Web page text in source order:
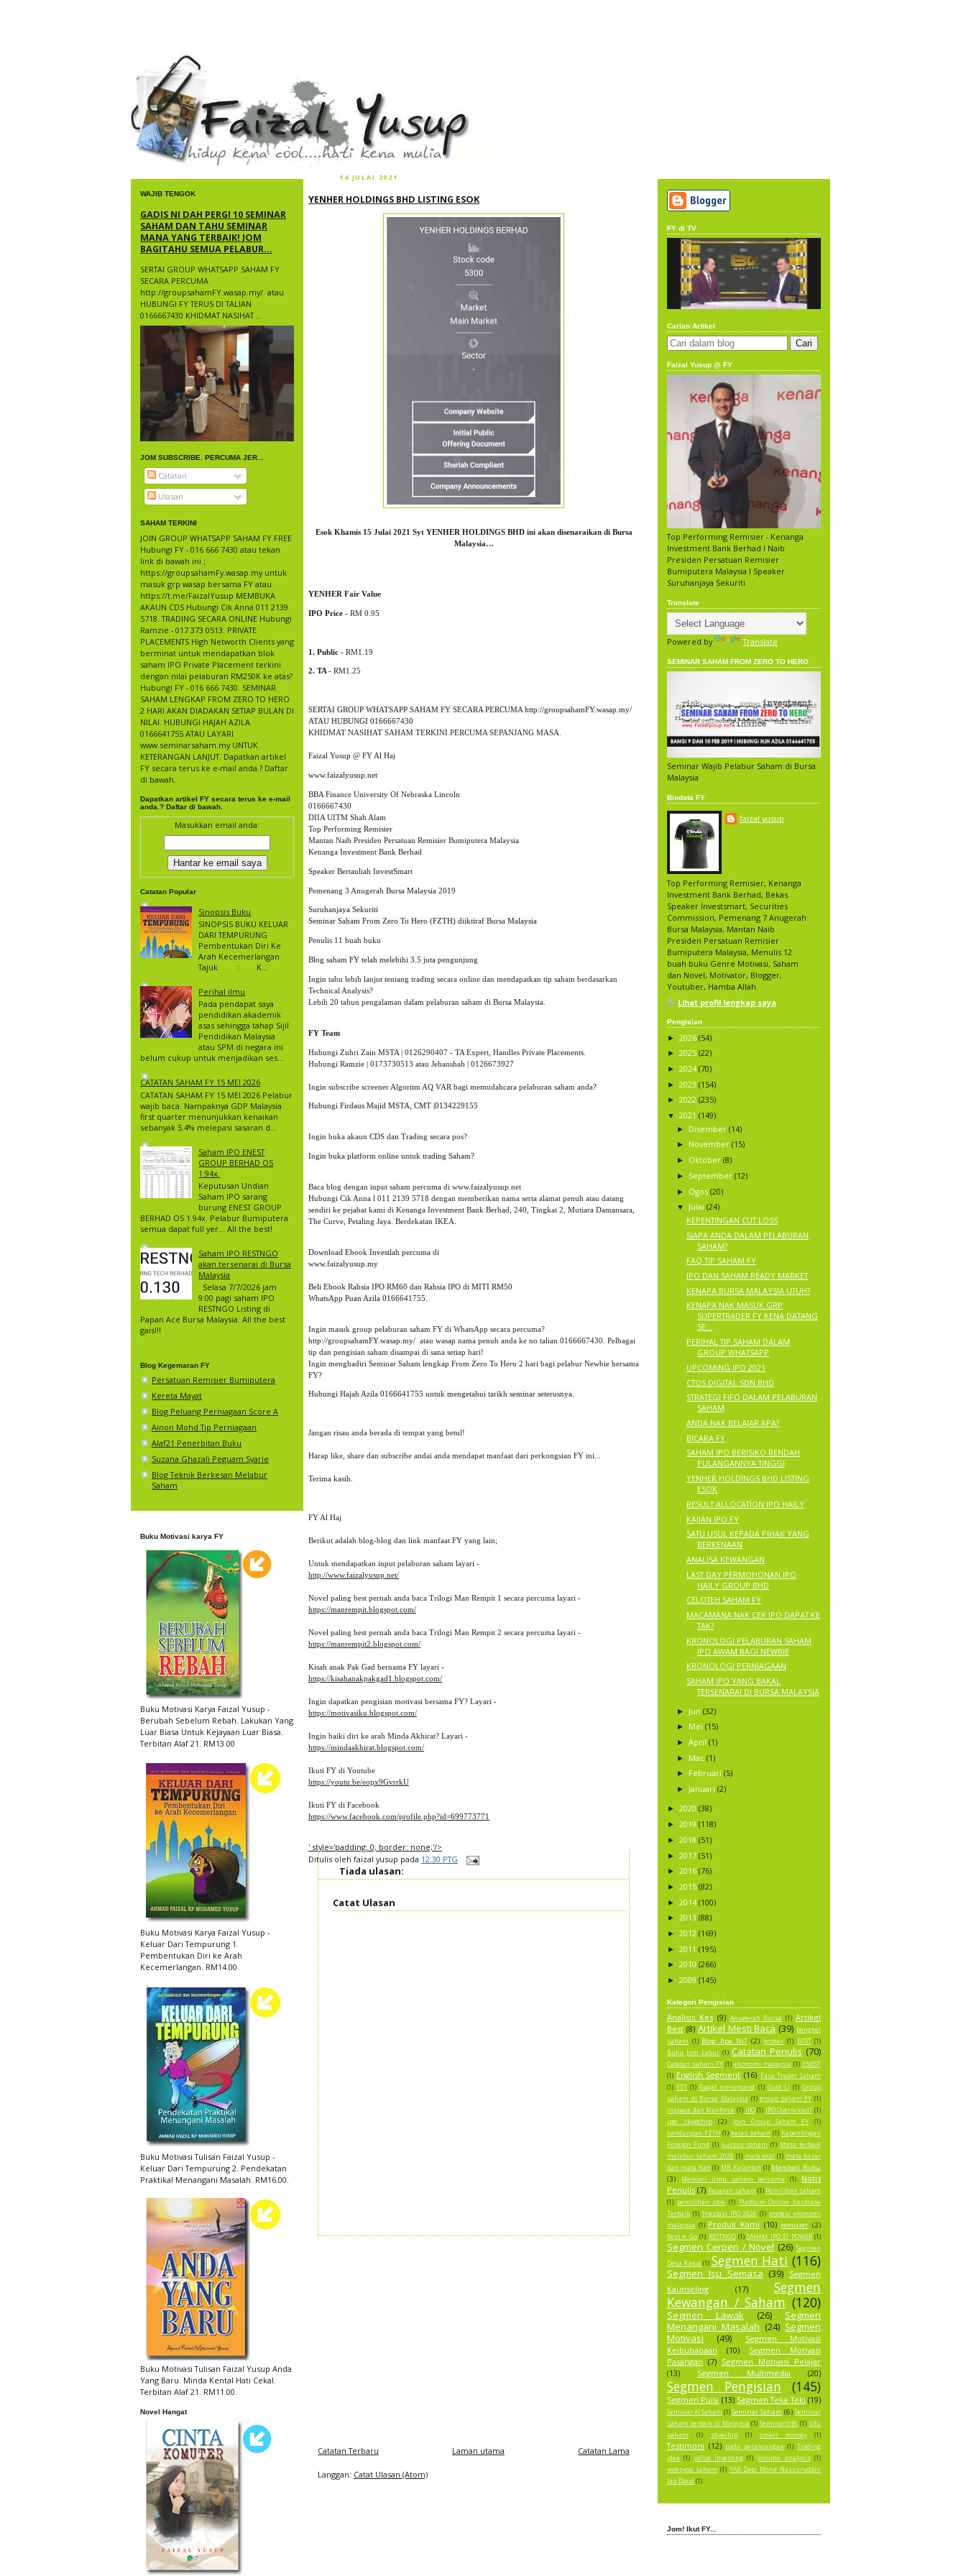
faizal yusup
WAJIB TENGOK
GADIS NI DAH PERGI 10 SEMINAR
SAHAM DAN TAHU SEMINAR
MANA YANG TERBAIK! JOM
BAGITAHU SEMUA PELABUR...
SERTAI GROUP WHATSAPP SAHAM FY
SECARA PERCUMA
http://groupsahamFY.wasap.my/ ​ atau
HUBUNGI FY TERUS DI TALIAN
0166667430 KHIDMAT NASIHAT ...
JOM SUBSCRIBE. PERCUMA JER...
Catatan
Ulasan
SAHAM TERKINI
JOIN GROUP WHATSAPP SAHAM FY FREE
Hubungi FY - 016 666 7430 atau tekan
link di bawah ini ;
https://groupsahamFy.wasap.my untuk
masuk grp wasap bersama FY atau
https://t.me/FaizalYusup MEMBUKA
AKAUN CDS Hubungi Cik Anna 011 2139
5718. TRADING SECARA ONLINE Hubungi
Ramzie - 017 373 0513. PRIVATE
PLACEMENTS High Networth Clients yang
berminat untuk mendapatkan blok
saham IPO Private Placement terkini
dengan nilai pelaburan RM250K ke atas?
Hubungi FY - 016 666 7430. SEMINAR
SAHAM LENGKAP FROM ZERO TO HERO
2 HARI AKAN DIADAKAN SETIAP BULAN DI
NILAI. HUBUNGI HAJAH AZILA
0166641755 ATAU LAYARI
www.seminarsaham.my UNTUK
KETERANGAN LANJUT. Dapatkan artikel
FY secara terus ke e-mail anda.? Daftar
di bawah.
Dapatkan artikel FY secara terus ke e-mail
anda.? Daftar di bawah.
Masukkan email anda:
Catatan Popular
Sinopsis Buku
SINOPSIS BUKU KELUAR
DARI TEMPURUNG
Pembentukan Diri Ke
Arah Kecemerlangan
Tajuk : K...
Perihal ilmu
Pada pendapat saya
pendidikan akademik
asas sehingga tahap Sijil
Pendidikan Malaysia
atau SPM di negara ini
belum cukup untuk menjadikan ses...
CATATAN SAHAM FY 15 MEI 2026
CATATAN SAHAM FY 15 MEI 2026 Pelabur
wajib baca. Nampaknya GDP Malaysia
first quarter menunjukkan kenaikan
sebanyak 5.4% melepasi sasaran d...
Saham IPO ENEST
GROUP BERHAD OS
1.94x.
Keputusan Undian
Saham IPO sarang
burung ENEST GROUP
BERHAD OS 1.94x. Pelabur Bumiputera
semua dapat full yer… All the best!
Saham IPO RESTNGO
akan tersenarai di Bursa
Malaysia
Selasa 7/7/2026 jam
9:00 pagi saham IPO
RESTNGO Listing di
Papan Ace Bursa Malaysia. All the best
gais!!!
Blog Kegemaran FY
Persatuan Remisier Bumiputera
Kereta Mayat
Blog Peluang Perniagaan Score A
Ainon Mohd Tip Perniagaan
Alaf21 Penerbitan Buku
Suzana Ghazali Peguam Syarie
Blog Teknik Berkesan Melabur
Saham
Buku Motivasi karya FY
Buku Motivasi Karya Faizal Yusup -
Berubah Sebelum Rebah. Lakukan Yang
Luar Biasa Untuk Kejayaan Luar Biasa.
Terbitan Alaf 21. RM13.00
Buku Motivasi Karya Faizal Yusup -
Keluar Dari Tempurung 1.
Pembentukan Diri ke Arah
Kecemerlangan. RM14.00
Buku Motivasi Tulisan Faizal Yusup -
Keluar Dari Tempurung 2. Pendekatan
Praktikal Menangani Masalah. RM16.00.
Buku Motivasi Tulisan Faizal Yusup Anda
Yang Baru. Minda Kental Hati Cekal.
Terbitan Alaf 21. RM11.00.
Novel Hangat
14 JULAI 2021
YENHER HOLDINGS BHD LISTING ESOK
Esok Khamis 15 Julai 2021 Syt YENHER HOLDINGS BHD ini akan disenaraikan di Bursa
Malaysia…
YENHER Fair Value
IPO Price - RM 0.95
1. Public - RM1.19
2. TA - RM1.25
SERTAI GROUP WHATSAPP SAHAM FY SECARA PERCUMA http://groupsahamFY.wasap.my/
ATAU HUBUNGI 0166667430
KHIDMAT NASIHAT SAHAM TERKINI PERCUMA SEPANJANG MASA.
Faizal Yusup @ FY Al Haj
BBA Finance University Of Nebraska Lincoln
0166667430
DIIA UITM Shah Alam
Top Performing Remisier
Mantan Naib Presiden Persatuan Remisier Bumiputera Malaysia
Kenanga Investment Bank Berhad
Pemenang 3 Anugerah Bursa Malaysia 2019
Penulis 11 buah buku
Ingin tahu lebih lanjut tentang trading secara online dan mendapatkan tip saham berdasarkan
Technical Analysis?
Lebih 20 tahun pengalaman dalam pelaburan saham di Bursa Malaysia.
FY Team
Hubungi Zuhri Zain MSTA | 0126290407 - TA Expert, Handles Private Placements.
Hubungi Ramzie | 0173730513 atau Jehanshah | 0126673927
Ingin subscribe screener Algoritm AQ VAR bagi memudahcara pelaburan saham anda?
Hubungi Firdaus Majid MSTA, CMT |0134229155
Ingin buka akaun CDS dan Trading secara pos?
Ingin buka platform online untuk trading Saham?
Baca blog dengan input saham percuma di www.faizalyusup.net
Hubungi Cik Anna l 011 2139 5718 dengan memberikan nama serta alamat penuh atau datang
sendiri ke pejabat kami di Kenanga Investment Bank Berhad, 240, Tingkat 2, Mutiara Damansara,
The Curve, Petaling Jaya. Berdekatan IKEA.
Download Ebook Investlah percuma di
www.faizalyusup.my
Beli Ebook Rahsia IPO RM60 dan Rahsia IPO di MITI RM50
WhatsApp Puan Azila 0166641755.
Ingin masuk group pelaburan saham FY di WhatsApp secara percuma?
http://groupsahamFY.wasap.my/
  atau wasap nama penuh anda ke no talian 0166667430. Pelbagai
tip dan pengisian saham disampai di sana setiap hari!
Ingin menghadiri Seminar Saham lengkap From Zero To Hero 2 hari bagi pelabur Newbie bersama
FY?
Jangan risau anda berada di tempat yang betul!
Harap like, share dan subscribe andai anda mendapat manfaat dari perkongsian FY ini...
Terima kasih.
FY Al Haj
Berikut adalah blog-blog dan link manfaat FY yang lain;
Untuk mendapatkan input pelaburan saham layari -
http://www.faizalyusup.net/
Novel paling best pernah anda baca Trilogi Man Rempit 1 secara percuma layari -
https://manrempit.blogspot.com/
Novel paling best pernah anda baca Trilogi Man Rempit 2 secara percuma layari -
https://manrempit2.blogspot.com/
Kisah anak Pak Gad bernama FY layari -
https://kisahanakpakgad1.blogspot.com/
Ingin dapatkan pengisian motivasi bersama FY? Layari -
https://motivasiku.blogspot.com/
Ingin baiki diri ke arah Minda Akhirat? Layari -
https://mindaakhirat.blogspot.com/
Ikuti FY di Youtube
https://youtu.be/eopx9GvrrkU
Ikuti FY di Facebook
https://www.facebook.com/profile.php?id=699773771
' style='padding: 0; border: none;'/>
Ditulis oleh faizal yusup pada 12:30 PTG
Tiada ulasan:
Catat Ulasan
Catatan Terbaru Catatan Lama
Laman utama
Langgan: Catat Ulasan (Atom)
FY di TV
Carian Artikel
Faizal Yusup @ FY
Top Performing Remisier - Kenanga
Investment Bank Berhad l Naib
Presiden Persatuan Remisier
Bumiputera Malaysia l Speaker
Suruhanjaya Sekuriti
Translate
Powered by Translate
SEMINAR SAHAM FROM ZERO TO HERO
Seminar Wajib Pelabur Saham di Bursa
Malaysia
Biodata FY
faizal yusup
Top Performing Remisier, Kenanga
Investment Bank Berhad, Bekas
Speaker Investsmart, Securities
Commission, Pemenang 7 Anugerah
Bursa Malaysia, Mantan Naib
Presiden Persatuan Remisier
Bumiputera Malaysia, Menulis 12
buah buku Genre Motivasi, Saham
dan Novel, Motivator, Blogger,
Youtuber, Hamba Allah.
Lihat profil lengkap saya
Pengisian
► 2026 (54)
► 2025 (22)
► 2024 (70)
► 2023 (154)
► 2022 (235)
▼ 2021 (149)
► Disember (14)
► November (15)
► Oktober (8)
► September (12)
► Ogos (20)
▼ Julai (24)
KEPENTINGAN CUT LOSS
SIAPA ANDA DALAM PELABURAN
SAHAM?
FAQ TIP SAHAM FY
IPO DAN SAHAM READY MARKET
KENAPA BURSA MALAYSIA UTUH?
KENAPA NAK MASUK GRP
SUPERTRADER FY KENA DATANG
SE...
PERIHAL TIP SAHAM DALAM
GROUP WHATSAPP
UPCOMING IPO 2021
CTOS DIGITAL SDN BHD
STRATEGI FIFO DALAM PELABURAN
SAHAM
ANDA NAK BELAJAR APA?
BICARA FY
SAHAM IPO BERISIKO RENDAH
PULANGANNYA TINGGI
YENHER HOLDINGS BHD LISTING
ESOK
RESULT ALLOCATION IPO HAILY
KAJIAN IPO FY
SATU USUL KEPADA PIHAK YANG
BERKENAAN
ANALISA KEWANGAN
LAST DAY PERMOHONAN IPO
HAILY GROUP BHD
CELOTEH SAHAM FY
MACAMANA NAK CEK IPO DAPAT KE
TAK?
KRONOLOGI PELABURAN SAHAM
IPO AWAM BAGI NEWBIE
KRONOLOGI PERNIAGAAN
SAHAM IPO YANG BAKAL
TERSENARAI DI BURSA MALAYSIA
► Jun (32)
► Mei (15)
► April (1)
► Mac (1)
► Februari (5)
► Januari (2)
► 2020 (38)
► 2019 (118)
► 2018 (51)
► 2017 (51)
► 2016 (76)
► 2015 (82)
► 2014 (100)
► 2013 (88)
► 2012 (169)
► 2011 (195)
► 2010 (266)
► 2009 (145)
Kategori Pengisian
Analisis Kes (9) Anugerah Bursa (1) Artikel
Best (8) Artikel Mesti Baca (39) bengkel
saham (1) Blog Apa Ni? (2) broker (1) BTST (1)
Buku Jom Labur (1) Catatan Penulis (70)
Catatan saham FY (1) ekonomi malaysia (1) ENEST
(1) English Segment (16) Fasa Trader Saham
(1) FTT (1) Gagal merancang (1) Gold Li (1) Group
saham di Bursa Malaysia (1) group saham FY (1)
Inspace dan Manforce (1) IPO (1) IPO Overpriced? (1)
ipo skyechip (2) Join Group Saham FY
(1)
kandungan FZTH (1) kelas saham (1) Kepentingan
Foreign Fund (1) kursus saham (1) Masa terbaik
melabur saham 2026 (1) mata akal (1) mata kasar
dan mata hati (1) MB Kelantan (1) Membeli Buku
(3)
Mencari ilmu saham percuma (1)
Notis
Penulis (7) Pasaran saham (1) Pemilihan saham
(1) pemilihan stok (1) Platform Online Kentrade
Terbaik (1) Prestasi IPO 2026 (1) pretasi ekonomi
malaysia (1) Produk Kami (10) remisier (2)
Rest n Go (1) RESTNGO (1) SAHAM IPO EI POWER (1)
Segmen Cerpen / Novel (26) Segmen
Desa Kasia (1) Segmen Hati (116)
Segmen Isu Semasa (39) Segmen
Kaunseling
(17)
Segmen
Kewangan / Saham (120)
Segmen Lawak (26)
Segmen
Menangani Masalah (24) Segmen
Motivasi
(49)
Segmen Motivasi
Keibubapaan
(10)
Segmen Motivasi
Pasangan (7) Segmen Motivasi Pelajar
(13)
Segmen Multimedia (20)
Segmen Pengisian (145)
Segmen Puisi (13) Segmen Teka Teki (19)
Seminar AI Saham (1)Seminar Saham (6) Seminar
saham terbaik di Malaysia (1) Seminarfzth (1) sifu
saham
(1) skyechip (1) smart money (1)
Testimoni (12) tiada perancangan (1) Trading
idea (1) value investing (1) Volume analysis (1)
woksyop saham (1) YAB Dato Mohd Nassuruddin
bin Daud (1)
Jom! Ikut FY...